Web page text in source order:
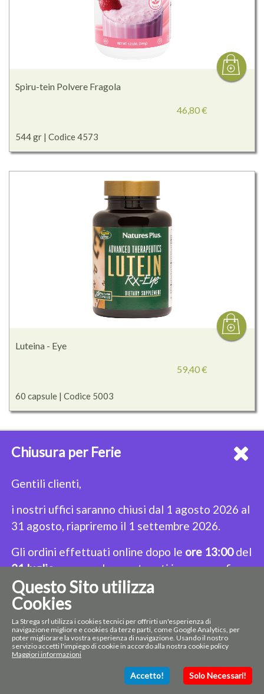
Spiru-tein Polvere Fragola
544 gr | Codice 4573
46,80 €
Luteina - Eye
60 capsule | Codice 5003
59,40 €
CONTACT
Indirizzo: Via San Damaso 23A, 00165
Telefono: +3906632192
Email: strega@lastrega.com
Seguici su:
LINK UTILI
Home Page
Termini e Condizioni
NEWSLETTER
Questo Sito utilizza
Cookies
La Strega srl utilizza i cookies tecnici per offrirti un'esperienza di
navigazione migliore e cookies da terze parti, come Google Analytics, per
poter migliorare la vostra esperienza di navigazione. Usando il nostro
servizio accetti l'impiego di cookie in accordo alla nostra cookie policy
Maggiori informazioni
Accetto! Solo Necessari!
Chiusura per Ferie
Gentili clienti,
i nostri uffici saranno chiusi dal 1 agosto 2026 al
31 agosto, riapriremo il 1 settembre 2026.
Gli ordini effettuati online dopo le ore 13:00del
31 lugliosaranno dunque tenuti in sospeso fino
alla riapertura.
Buone Vacanze!
Se proprio non riuscite a fare a meno dei nostri
prodotti cliccatequiper avere l'elenco dei